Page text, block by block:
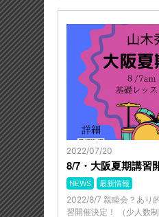
2022/07/20
8/7・大阪夏期講習
NEWS 最新情報
2022/8/7 親睦会？あり
習開催決定！ （少人数